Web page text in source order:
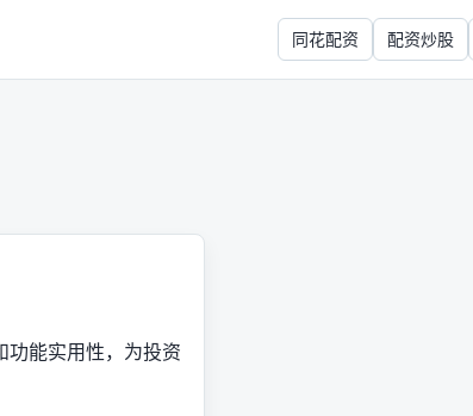
同花配资 配资炒股
功能实用性，为投资